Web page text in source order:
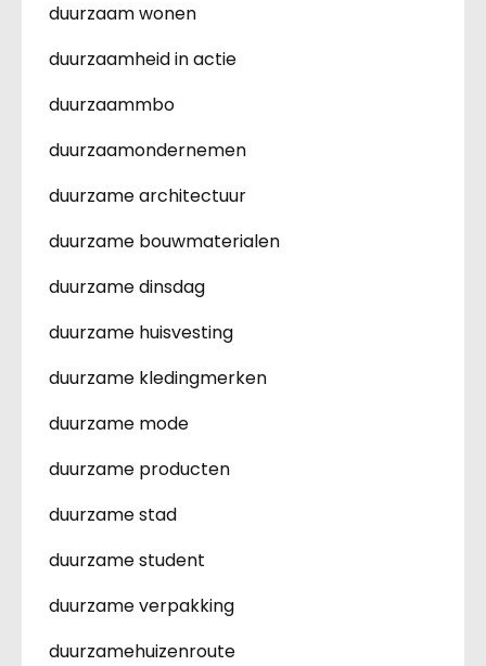
duurzaam wonen
duurzaamheid in actie
duurzaammbo
duurzaamondernemen
duurzame architectuur
duurzame bouwmaterialen
duurzame dinsdag
duurzame huisvesting
duurzame kledingmerken
duurzame mode
duurzame producten
duurzame stad
duurzame student
duurzame verpakking
duurzamehuizenroute